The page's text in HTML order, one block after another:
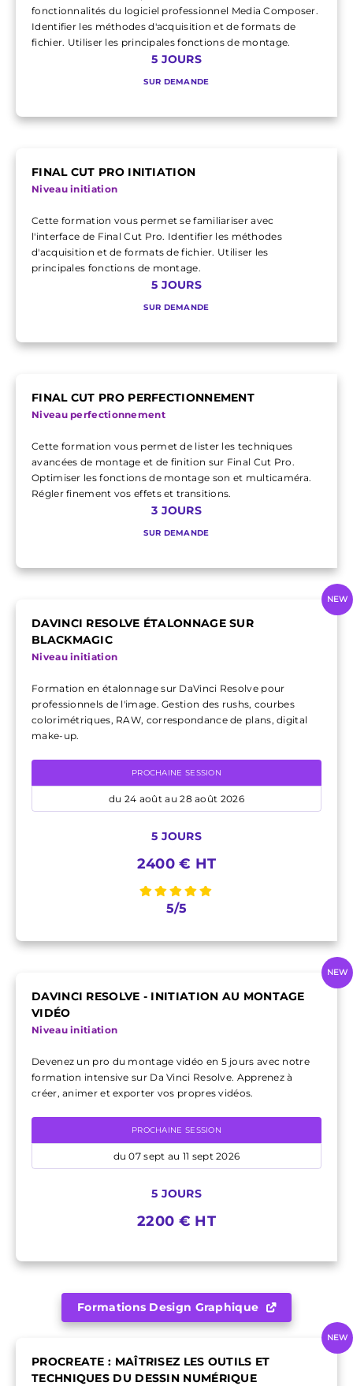
fonctionnalités du logiciel professionnel Media Composer.
Identifier les méthodes d'acquisition et de formats de
fichier. Utiliser les principales fonctions de montage.
5 JOURS
SUR DEMANDE
FINAL CUT PRO INITIATION
Niveau initiation
Cette formation vous permet se familiariser avec
l'interface de Final Cut Pro. Identifier les méthodes
d'acquisition et de formats de fichier. Utiliser les
principales fonctions de montage.
5 JOURS
SUR DEMANDE
FINAL CUT PRO PERFECTIONNEMENT
Niveau perfectionnement
Cette formation vous permet de lister les techniques
avancées de montage et de finition sur Final Cut Pro.
Optimiser les fonctions de montage son et multicaméra.
Régler finement vos effets et transitions.
3 JOURS
SUR DEMANDE
DAVINCI RESOLVE ÉTALONNAGE SUR
BLACKMAGIC
Niveau initiation
Formation en étalonnage sur DaVinci Resolve pour
professionnels de l'image. Gestion des rushs, courbes
colorimétriques, RAW, correspondance de plans, digital
make-up.
PROCHAINE SESSION
du 24 août au 28 août 2026
5 JOURS
2400 € HT
5/5
NEW
DAVINCI RESOLVE - INITIATION AU MONTAGE
VIDÉO
Niveau initiation
Devenez un pro du montage vidéo en 5 jours avec notre
formation intensive sur Da Vinci Resolve. Apprenez à
créer, animer et exporter vos propres vidéos.
PROCHAINE SESSION
du 07 sept au 11 sept 2026
5 JOURS
2200 € HT
NEW
Formations Design Graphique
PROCREATE : MAÎTRISEZ LES OUTILS ET
TECHNIQUES DU DESSIN NUMÉRIQUE
NEW